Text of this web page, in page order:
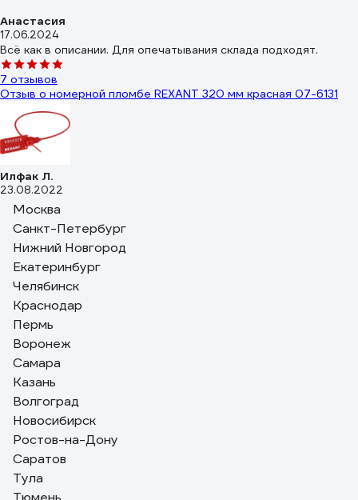
Анастасия
17.06.2024
Всё как в описании. Для опечатывания склада подходят.
7 отзывов
Отзыв о номерной пломбе REXANT 320 мм красная 07-6131
Илфак Л.
23.08.2022
Держит замок пломбы хорошо.
9 отзывов
Отзыв о номерной пломбе ЕВРОПАРТНЕР 150мм 0006 D3
Михаил Б.
10.06.2025
Качество отлично, описанию на сайте соответствует. Приехал
в пункт выдачи быстро. Цена приемлимая.
Москва
Санкт-Петербург
Нижний Новгород
Екатеринбург
Челябинск
Краснодар
Пермь
Воронеж
Самара
Казань
Волгоград
Новосибирск
Ростов-на-Дону
Саратов
Тула